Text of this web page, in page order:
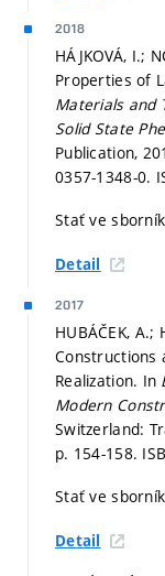
2018
HÁJKOVÁ, I.;
Properties of
Materials and
Solid State
Publication,
0357-1348-0.
Stať ve
Detail
2017
HUBÁČEK, A.;
Constructions
Realization. In
Modern
Switzerland:
p. 154-158.
Stať ve
Detail